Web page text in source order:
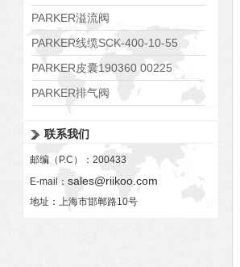
608074
PARKER溢流阀
RE06M35W2N1KWXG087
PARKER线缆SCK-400-10-55
PARKER皮囊190360 00225
PARKER排气阀
联系我们
邮编（P.C）：200433
E-mail： sales@riikoo.com
地址：上海市邯郸路10号